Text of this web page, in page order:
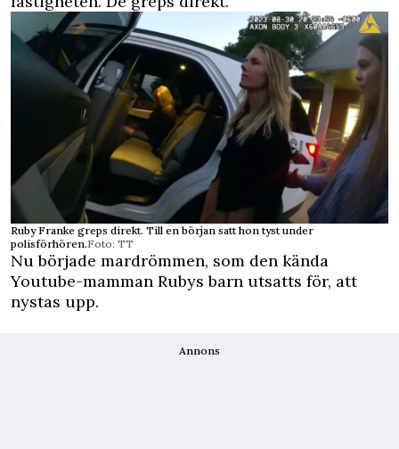
Ruby Franke greps direkt. Till en början satt hon tyst under
polisförhören.Foto: TT
Nu började mardrömmen, som den kända
Youtube-­mamman Rubys barn utsatts för, att
nystas upp.
Annons